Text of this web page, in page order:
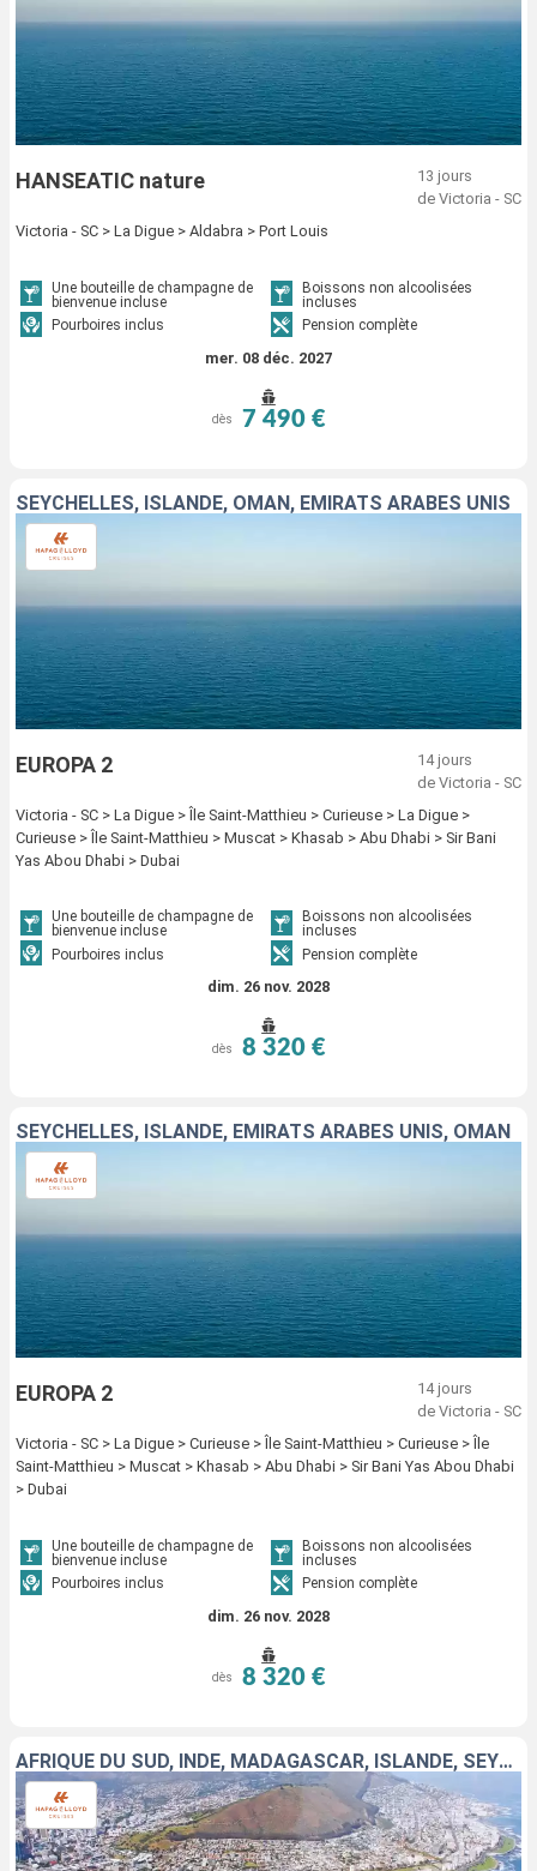
HANSEATIC nature
13 jours
de Victoria - SC
Victoria - SC > La Digue > Aldabra > Port Louis
Une bouteille de champagne de
bienvenue incluse
Boissons non alcoolisées
incluses
Pourboires inclus
Pension complète
mer. 08 déc. 2027
dès 7 490 €
SEYCHELLES, ISLANDE, OMAN, EMIRATS ARABES UNIS
EUROPA 2
14 jours
de Victoria - SC
Victoria - SC > La Digue > Île Saint-Matthieu > Curieuse > La Digue >
Curieuse > Île Saint-Matthieu > Muscat > Khasab > Abu Dhabi > Sir Bani
Yas Abou Dhabi > Dubai
Une bouteille de champagne de
bienvenue incluse
Boissons non alcoolisées
incluses
Pourboires inclus
Pension complète
dim. 26 nov. 2028
dès 8 320 €
SEYCHELLES, ISLANDE, EMIRATS ARABES UNIS, OMAN
EUROPA 2
14 jours
de Victoria - SC
Victoria - SC > La Digue > Curieuse > Île Saint-Matthieu > Curieuse > Île
Saint-Matthieu > Muscat > Khasab > Abu Dhabi > Sir Bani Yas Abou Dhabi
> Dubai
Une bouteille de champagne de
bienvenue incluse
Boissons non alcoolisées
incluses
Pourboires inclus
Pension complète
dim. 26 nov. 2028
dès 8 320 €
AFRIQUE DU SUD, INDE, MADAGASCAR, ISLANDE, SEYCHELLES